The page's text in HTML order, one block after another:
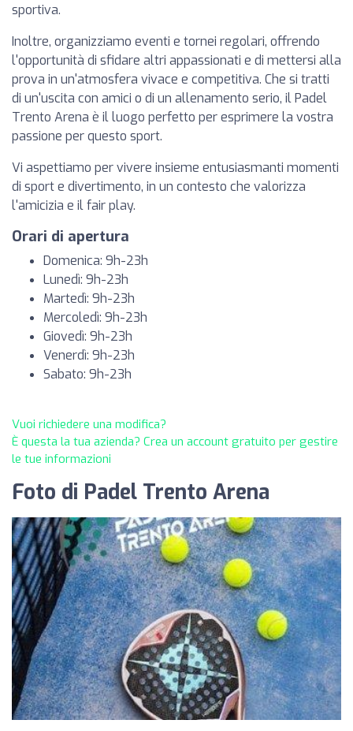
sportiva.
Inoltre, organizziamo eventi e tornei regolari, offrendo
l'opportunità di sfidare altri appassionati e di mettersi alla
prova in un'atmosfera vivace e competitiva. Che si tratti
di un'uscita con amici o di un allenamento serio, il Padel
Trento Arena è il luogo perfetto per esprimere la vostra
passione per questo sport.
Vi aspettiamo per vivere insieme entusiasmanti momenti
di sport e divertimento, in un contesto che valorizza
l'amicizia e il fair play.
Orari di apertura
Domenica: 9h-23h
Lunedì: 9h-23h
Martedì: 9h-23h
Mercoledì: 9h-23h
Giovedì: 9h-23h
Venerdì: 9h-23h
Sabato: 9h-23h
Vuoi richiedere una modifica?
È questa la tua azienda? Crea un account gratuito per gestire
le tue informazioni
Foto di Padel Trento Arena